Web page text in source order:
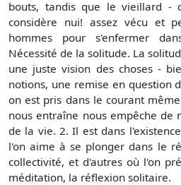
bouts, tandis que le vieillard -
considère nui! assez vécu et
hommes pour s'enfermer
Nécessité de la solitude. La
une juste vision des choses -
notions, une remise en question
on est pris dans le courant
nous entraîne nous empêche de
de la vie. 2. Il est dans
l'on aime à se plonger dans le
collectivité, et d'autres où l'on
méditation, la réflexion solitaire.